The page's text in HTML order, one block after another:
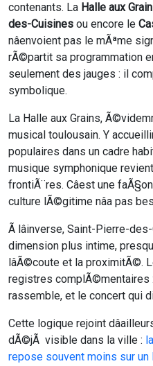
contenants. La Halle aux
des-Cuisines ou encore le
nâenvoient pas le mÃªme
rÃ©partit sa programmation
seulement des jauges : il
symbolique.
La Halle aux Grains,
musical toulousain. Y
populaires dans un cadre
musique symphonique
frontiÃ¨res. Câest une
culture lÃ©gitime nâa pas
Ã lâinverse, Saint-Pierre-
dimension plus intime,
lâÃ©coute et la proximitÃ©.
registres complÃ©mentaires :
rassemble, et le concert qui
Cette logique rejoint
dÃ©jÃ visible dans la ville :
repose souvent moins sur